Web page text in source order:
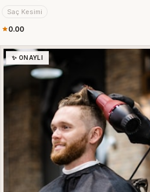
Saç Kesimi
0.00
✨ ONAYLI